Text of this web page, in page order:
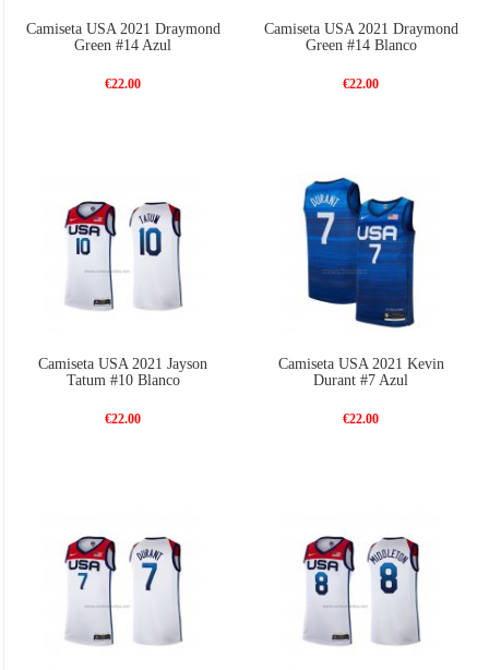
Camiseta USA 2021 Draymond
Green #14 Azul
€22.00
Camiseta USA 2021 Draymond
Green #14 Blanco
€22.00
Camiseta USA 2021 Jayson
Tatum #10 Blanco
€22.00
Camiseta USA 2021 Kevin
Durant #7 Azul
€22.00